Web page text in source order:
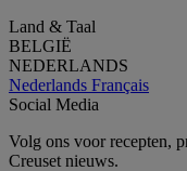
Land & Taal
BELGIË
NEDERLANDS
Nederlands Français
Social Media
Volg ons voor recepten,
Creuset nieuws.